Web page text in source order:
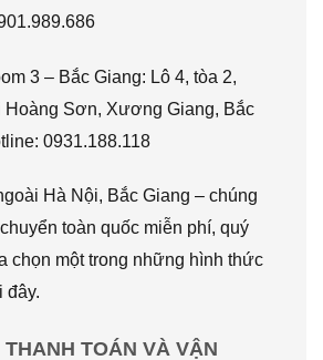
3 – Bắc Giang: Lô 4, tòa 2,
Sơn, Xương Giang, Bắc
0931.188.118
Hà Nội, Bắc Giang – chúng
toàn quốc miễn phí, quý
chọn một trong những hình thức
đây.
THANH TOÁN VÀ VẬN